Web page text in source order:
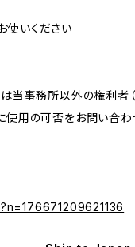
使いください
は当事務所以外の権利
使用の可否をお問い合わ